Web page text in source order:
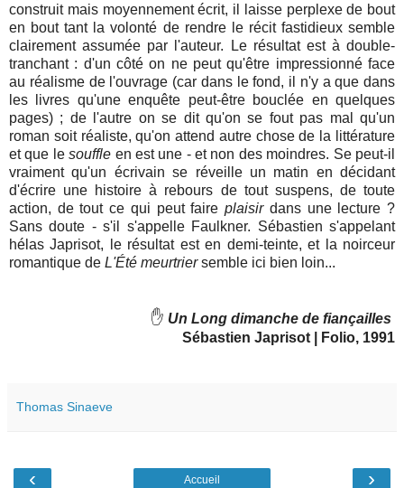
construit mais moyennement écrit, il laisse perplexe de bout
en bout tant la volonté de rendre le récit fastidieux semble
clairement assumée par l'auteur. Le résultat est à double-
tranchant : d'un côté on ne peut qu'être impressionné face
au réalisme de l'ouvrage (car dans le fond, il n'y a que dans
les livres qu'une enquête peut-être bouclée en quelques
pages) ; de l'autre on se dit qu'on se fout pas mal qu'un
roman soit réaliste, qu'on attend autre chose de la littérature
et que lesouffle en est une - et non des moindres. Se peut-il
vraiment qu'un écrivain se réveille un matin en décidant
d'écrire une histoire à rebours de tout suspens, de toute
action, de tout ce qui peut faireplaisirdans une lecture ?
Sans doute - s'il s'appelle Faulkner. Sébastien s'appelant
hélas Japrisot, le résultat est en demi-teinte, et la noirceur
romantique de L'Été meurtriersemble ici bien loin...
✋ Un Long dimanche de fiançailles
Sébastien Japrisot | Folio, 1991
Thomas Sinaeve
‹ ›
Accueil